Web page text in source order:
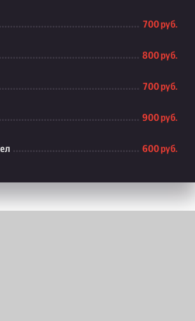
700 руб.
800 руб.
700 руб.
900 руб.
600 руб.